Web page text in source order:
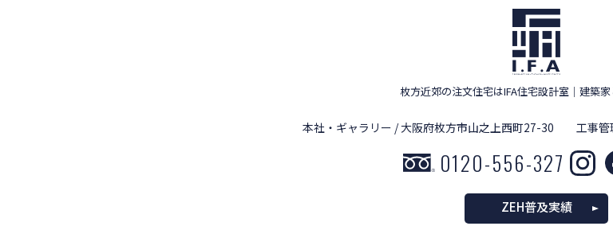
枚方近郊の注文住宅はIFA住宅設計室 ｜ 建築
本社・ギャラリー / 大阪府枚方市山之上西町27-30 工事
0120-556-327
ZEH普及実績